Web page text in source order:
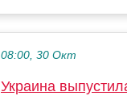
08:00, 30 Окт
Украина